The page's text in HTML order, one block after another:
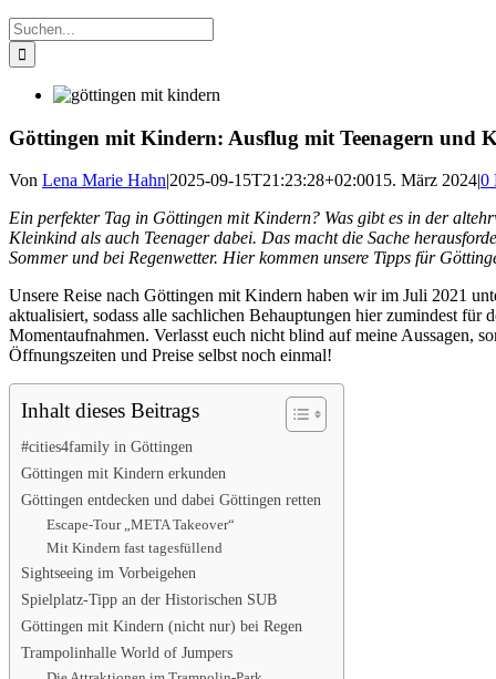
Suche
nach:
Göttingen mit Kindern: Ausflug mit Teenagern und
Von Lena Marie Hahn|2025-09-15T21:23:28+02:0015. März 2024|0
Ein perfekter Tag in Göttingen mit Kindern? Was gibt es in der
Kleinkind als auch Teenager dabei. Das macht die Sache
Sommer und bei Regenwetter. Hier kommen unsere Tipps für
Unsere Reise nach Göttingen mit Kindern haben wir im Juli 2021
aktualisiert, sodass alle sachlichen Behauptungen hier zumindest
Momentaufnahmen. Verlasst euch nicht blind auf meine Aussagen,
Öffnungszeiten und Preise selbst noch einmal!
Inhalt dieses Beitrags
#cities4family in Göttingen
Göttingen mit Kindern erkunden
Göttingen entdecken und dabei Göttingen retten
Escape-Tour „META Takeover“
Mit Kindern fast tagesfüllend
Sightseeing im Vorbeigehen
Spielplatz-Tipp an der Historischen SUB
Göttingen mit Kindern (nicht nur) bei Regen
Trampolinhalle World of Jumpers